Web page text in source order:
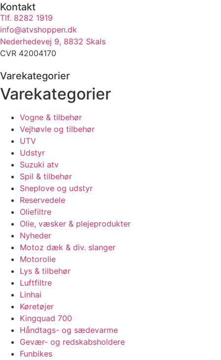
Kontakt
Tlf. 8282 1919
info@atvshoppen.dk
Nederhedevej 9, 8832 Skals
CVR 42004170
Varekategorier
Varekategorier
Vogne & tilbehør
Vejhøvle og tilbehør
UTV
Udstyr
Suzuki atv
Spil & tilbehør
Sneplove og udstyr
Reservedele
Oliefiltre
Olie, væsker & plejeprodukter
Nyheder
Motoz dæk & div. slanger
Motorolie
Lys & tilbehør
Luftfiltre
Linhai
Køretøjer
Kingquad 700
Håndtags- og sædevarme
Gevær- og redskabsholdere
Funbikes